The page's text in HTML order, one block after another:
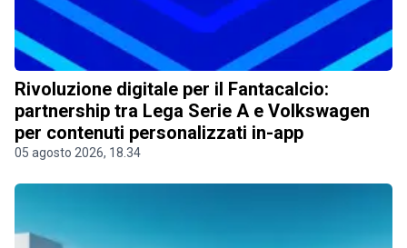
Rivoluzione digitale per il Fantacalcio:
partnership tra Lega Serie A e Volkswagen
per contenuti personalizzati in-app
05 agosto 2026, 18.34